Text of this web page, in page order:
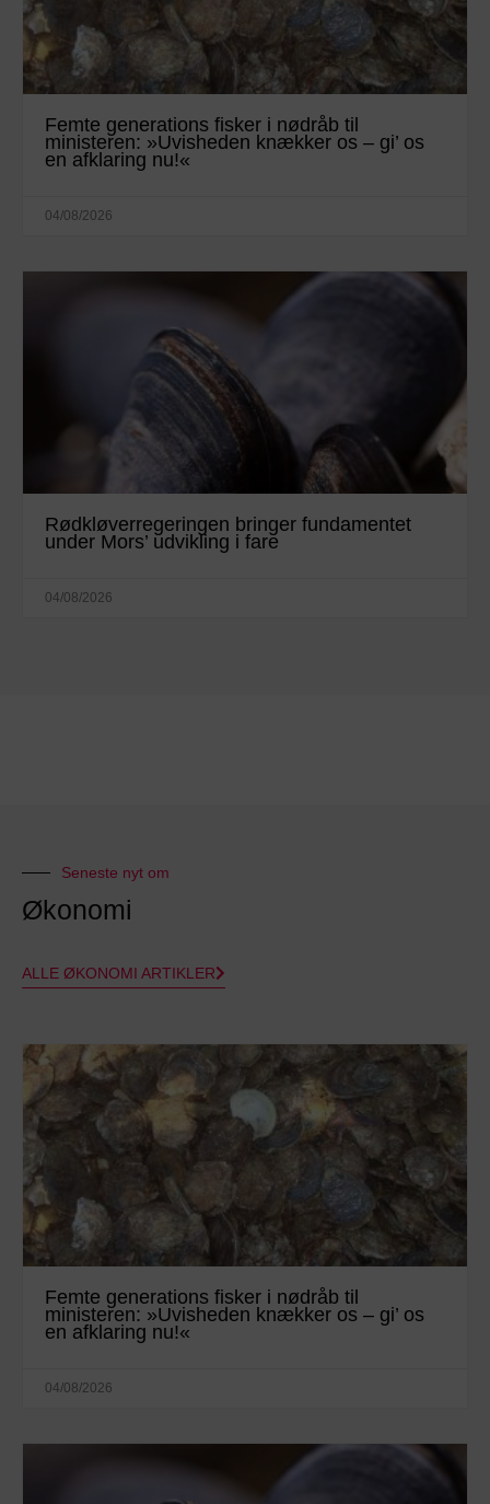
Femte generations fisker i nødråb til
ministeren: »Uvisheden knækker os – gi’ os
en afklaring nu!«
04/08/2026
Rødkløverregeringen bringer fundamentet
under Mors’ udvikling i fare
04/08/2026
Seneste nyt om
Økonomi
ALLE ØKONOMI ARTIKLER
Femte generations fisker i nødråb til
ministeren: »Uvisheden knækker os – gi’ os
en afklaring nu!«
04/08/2026